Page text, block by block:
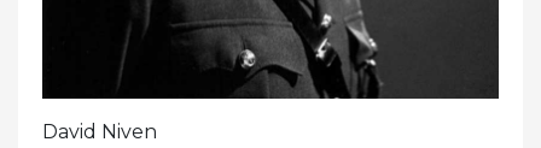
David Niven